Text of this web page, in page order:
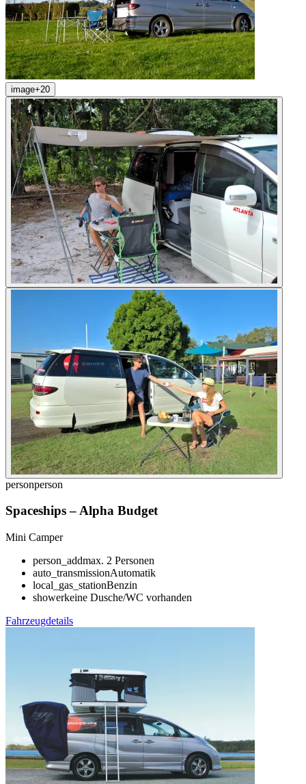
image+20
personperson
Spaceships–Alpha Budget
Mini Camper
person_addmax. 2 Personen
auto_transmissionAutomatik
local_gas_stationBenzin
showerkeine Dusche/WC vorhanden
Fahrzeugdetails